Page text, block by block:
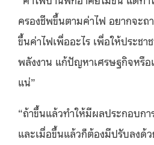
ครองชีพขึ้นตามค่าไฟ อยากจะถ
ขึ้นค่าไฟเพื่ออะไร เพื่อให้ประช
พลังงาน แก้ปัญหาเศรษฐกิจหรื
แน่”
“ถ้าขึ้นแล้วทำให้มีผลประกอบก
และเมื่อขึ้นแล้วก็ต้องมีปรับลงด้